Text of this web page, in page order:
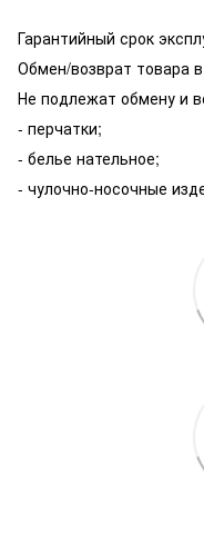
Гарантийный срок
Обмен/возврат товара
Не подлежат обмену и
- перчатки;
- белье нательное;
- чулочно-носочные